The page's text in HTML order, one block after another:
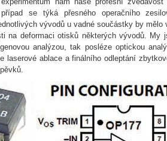
případ se týká přesného operačního
vývodů u vadné součástky by
na deformaci otisků některých vývodů.
analýzou, tak posléze optickou
laserové ablace a finálního odleptání